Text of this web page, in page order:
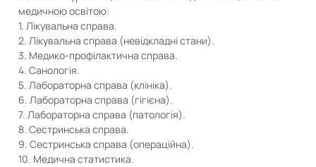
медичною освітою:
1. Лікувальна справа.
2. Лікувальна справа (невідкладні стани).
3. Медико-профілактична справа.
4. Санологія.
5. Лабораторна справа (клініка).
6. Лабораторна справа (гігієна).
7. Лабораторна справа (патологія).
8. Сестринська справа.
9. Сестринська справа (операційна).
10. Медична статистика.